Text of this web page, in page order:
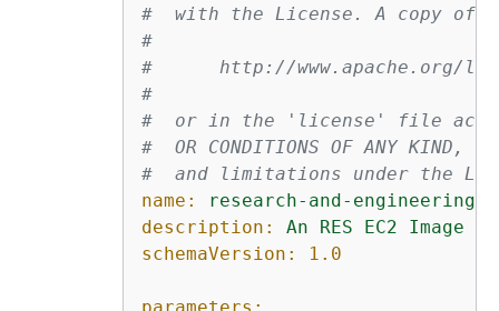
#  with the License. A copy of
#
#      http://www.apache.org/
#
#  or in the 'license' file
#  OR CONDITIONS OF ANY
#  and limitations under the
name:
research-and-
description:
An RES EC2 Image
schemaVersion:
1.0